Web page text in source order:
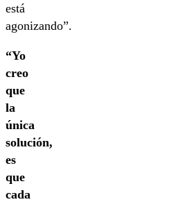
está
agonizando”.
“Yo
creo
que
la
única
solución,
es
que
cada